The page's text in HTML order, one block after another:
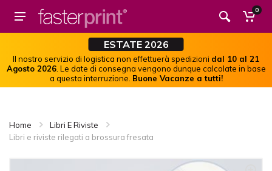
0
ESTATE 2026
Il nostro servizio di logistica non effettuerà spedizioni dal 10 al 21
Agosto 2026. Le date di consegna vengono dunque calcolate in base
a questa interruzione. Buone Vacanze a tutti!
Home
Libri E Riviste
Libri e riviste rilegati a brossura fresata